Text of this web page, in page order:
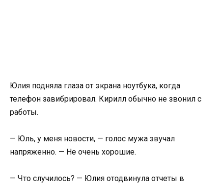
Юлия подняла глаза от экрана ноутбука, когда
телефон завибрировал. Кирилл обычно не звонил с
работы.
— Юль, у меня новости, — голос мужа звучал
напряженно. — Не очень хорошие.
— Что случилось? — Юлия отодвинула отчеты в